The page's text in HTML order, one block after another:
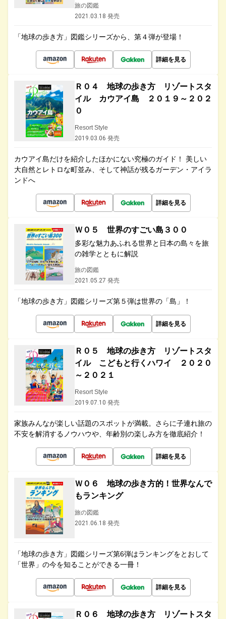
旅の図鑑
2021.03.18 発売
「地球の歩き方」図鑑シリーズから、第４弾が登場！
詳細を見る
Ｒ０４ 地球の歩き方 リゾートスタ
イル カウアイ島 ２０１９～２０２
０
Resort Style
2019.03.06 発売
カウアイ島だけを紹介したほかにない究極のガイド！ 美しい
大自然とレトロな町並み、そして神話が残るガーデン・アイラ
ンドへ
詳細を見る
Ｗ０５ 世界のすごい島３００
多彩な魅力あふれる世界と日本の島々を旅
の雑学とともに解説
旅の図鑑
2021.05.27 発売
「地球の歩き方」図鑑シリーズ第５弾は世界の「島」！
詳細を見る
Ｒ０５ 地球の歩き方 リゾートスタ
イル こどもと行くハワイ ２０２０
～２０２１
Resort Style
2019.07.10 発売
家族みんなが楽しい話題のスポットが満載。さらに子連れ旅の
不安を解消するノウハウや、年齢別の楽しみ方を徹底紹介！
詳細を見る
Ｗ０６ 地球の歩き方的！世界なんで
もランキング
旅の図鑑
2021.06.18 発売
「地球の歩き方」図鑑シリーズ第6弾はランキングをとおして
「世界」の今を知ることができる一冊！
詳細を見る
Ｒ０６ 地球の歩き方 リゾートスタ